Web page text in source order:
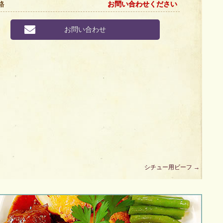
お問い合わせください
お問い合わせ
シチュー用ビーフ →